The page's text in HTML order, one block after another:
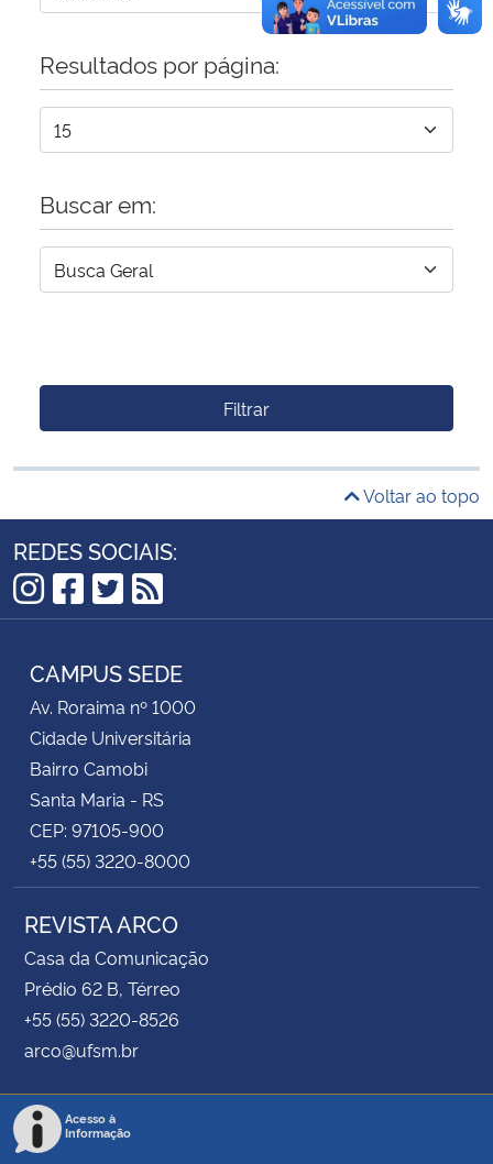
Resultados por página:
Buscar em:
Filtrar
Voltar ao topo
REDES SOCIAIS:
Instagram
Facebook
Twitter
RSS
CAMPUS SEDE
Av. Roraima nº 1000
Cidade Universitária
Bairro Camobi
Santa Maria - RS
CEP: 97105-900
+55 (55) 3220-8000
REVISTA ARCO
Casa da Comunicação
Prédio 62 B, Térreo
+55 (55) 3220-8526
arco@ufsm.br
Acesso à
Informação